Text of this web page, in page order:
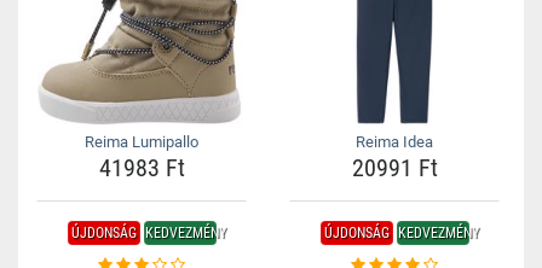
Reima Lumipallo
41983 Ft
Reima Idea
20991 Ft
ÚJDONSÁG KEDVEZMÉNY ÚJDONSÁG KEDVEZMÉNY